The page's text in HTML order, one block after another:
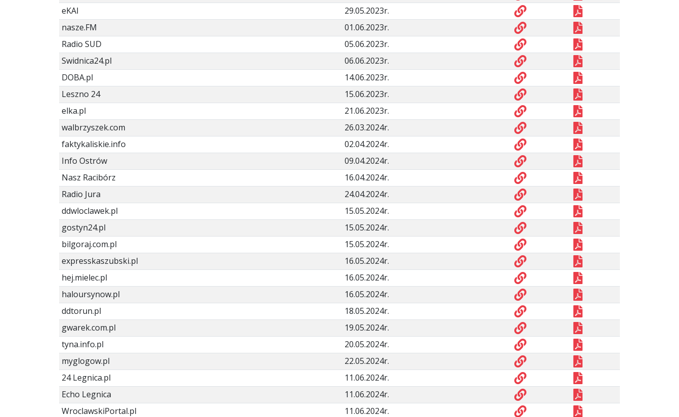
eKAI
29.05.2023r.
nasze.FM
01.06.2023r.
Radio SUD
05.06.2023r.
Swidnica24.pl
06.06.2023r.
DOBA.pl
14.06.2023r.
Leszno 24
15.06.2023r.
elka.pl
21.06.2023r.
walbrzyszek.com
26.03.2024r.
faktykaliskie.info
02.04.2024r.
Info Ostrów
09.04.2024r.
Nasz Racibórz
16.04.2024r.
Radio Jura
24.04.2024r.
ddwloclawek.pl
15.05.2024r.
gostyn24.pl
15.05.2024r.
bilgoraj.com.pl
15.05.2024r.
expresskaszubski.pl
16.05.2024r.
hej.mielec.pl
16.05.2024r.
haloursynow.pl
16.05.2024r.
ddtorun.pl
18.05.2024r.
gwarek.com.pl
19.05.2024r.
tyna.info.pl
20.05.2024r.
myglogow.pl
22.05.2024r.
24 Legnica.pl
11.06.2024r.
Echo Legnica
11.06.2024r.
WroclawskiPortal.pl
11.06.2024r.